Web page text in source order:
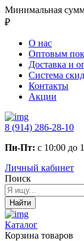
Минимальная
₽
О нас
Оптовым
Доставка и
Система
Контакты
Акции
8 (914) 286-28-10
Пн-Пт: с 10:00 до
Личный кабинет
Поиск
Найти
Каталог
Корзина товаров